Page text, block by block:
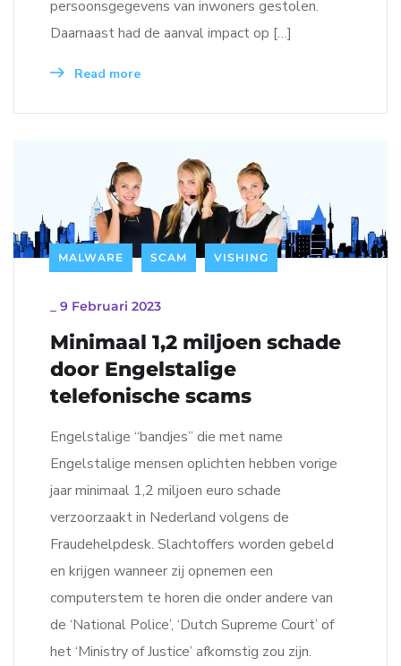
persoonsgegevens van inwoners gestolen.
Daarnaast had de aanval impact op […]
Read more
MALWARE SCAM VISHING
9 Februari 2023
Minimaal 1,2 miljoen schade
door Engelstalige
telefonische scams
Engelstalige “bandjes” die met name
Engelstalige mensen oplichten hebben vorige
jaar minimaal 1,2 miljoen euro schade
verzoorzaakt in Nederland volgens de
Fraudehelpdesk. Slachtoffers worden gebeld
en krijgen wanneer zij opnemen een
computerstem te horen die onder andere van
de ‘National Police’, ‘Dutch Supreme Court’ of
het ‘Ministry of Justice’ afkomstig zou zijn.